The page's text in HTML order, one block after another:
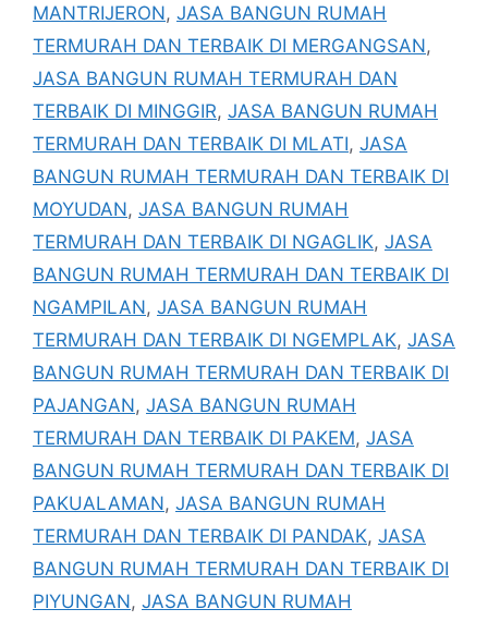
MANTRIJERON, JASA BANGUN RUMAH
TERMURAH DAN TERBAIK DI MERGANGSAN,
JASA BANGUN RUMAH TERMURAH DAN
TERBAIK DI MINGGIR, JASA BANGUN RUMAH
TERMURAH DAN TERBAIK DI MLATI, JASA
BANGUN RUMAH TERMURAH DAN TERBAIK DI
MOYUDAN, JASA BANGUN RUMAH
TERMURAH DAN TERBAIK DI NGAGLIK, JASA
BANGUN RUMAH TERMURAH DAN TERBAIK DI
NGAMPILAN, JASA BANGUN RUMAH
TERMURAH DAN TERBAIK DI NGEMPLAK, JASA
BANGUN RUMAH TERMURAH DAN TERBAIK DI
PAJANGAN, JASA BANGUN RUMAH
TERMURAH DAN TERBAIK DI PAKEM, JASA
BANGUN RUMAH TERMURAH DAN TERBAIK DI
PAKUALAMAN, JASA BANGUN RUMAH
TERMURAH DAN TERBAIK DI PANDAK, JASA
BANGUN RUMAH TERMURAH DAN TERBAIK DI
PIYUNGAN, JASA BANGUN RUMAH